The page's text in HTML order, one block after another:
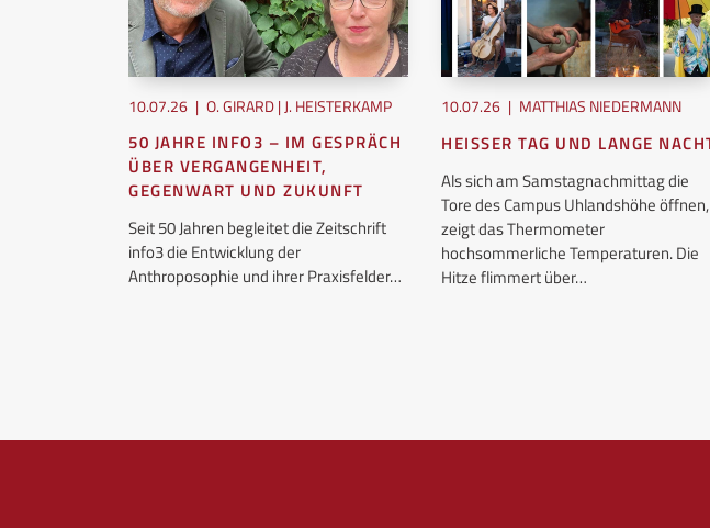
10.07.26 | O. GIRARD | J. HEISTERKAMP
50 JAHRE INFO3 – IM GESPRÄCH
ÜBER VERGANGENHEIT,
GEGENWART UND ZUKUNFT
Seit 50 Jahren begleitet die Zeitschrift
info3 die Entwicklung der
Anthroposophie und ihrer Praxisfelder…
10.07.26 | MATTHIAS NIEDERMANN
HEISSER TAG UND LANGE NACHT
Als sich am Samstagnachmittag die
Tore des Campus Uhlandshöhe öffnen,
zeigt das Thermometer
hochsommerliche Temperaturen. Die
Hitze flimmert über…